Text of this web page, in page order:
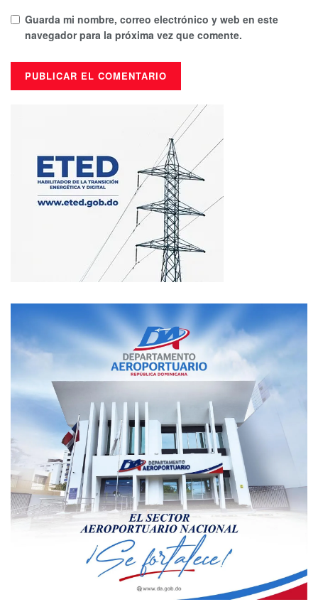
Guarda mi nombre, correo electrónico y web en este
navegador para la próxima vez que comente.